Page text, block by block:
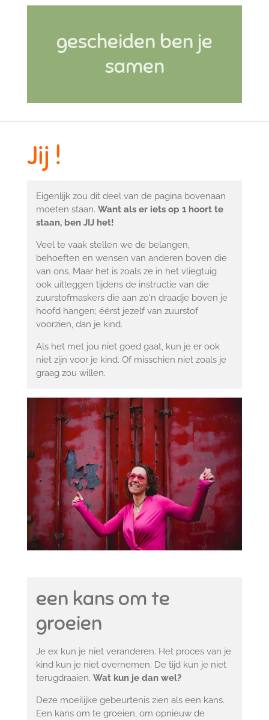
gescheiden ben je
samen
Jij !
Eigenlijk zou dit deel van de pagina bovenaan
moeten staan. Want als er iets op 1 hoort te
staan, ben JIJ het!
Veel te vaak stellen we de belangen,
behoeften en wensen van anderen boven die
van ons. Maar het is zoals ze in het vliegtuig
ook uitleggen tijdens de instructie van die
zuurstofmaskers die aan zo'n draadje boven je
hoofd hangen; éérst jezelf van zuurstof
voorzien, dan je kind.
Als het met jou niet goed gaat, kun je er ook
niet zijn voor je kind. Of misschien niet zoals je
graag zou willen.
een kans om te
groeien
Je ex kun je niet veranderen. Het proces van je
kind kun je niet overnemen. De tijd kun je niet
terugdraaien. Wat kun je dan wel?
Deze moeilijke gebeurtenis zien als een kans.
Een kans om te groeien, om opnieuw de